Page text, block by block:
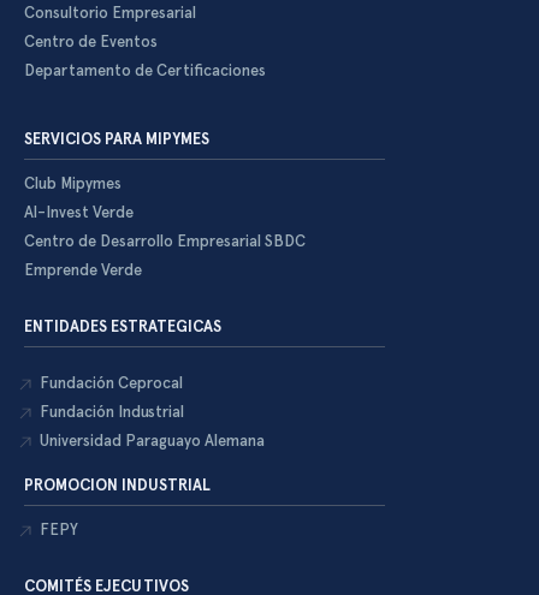
Consultorio Empresarial
Centro de Eventos
Departamento de Certificaciones
SERVICIOS PARA MIPYMES
Club Mipymes
Al-Invest Verde
Centro de Desarrollo Empresarial SBDC
Emprende Verde
ENTIDADES ESTRATEGICAS
Fundación Ceprocal
Fundación Industrial
Universidad Paraguayo Alemana
PROMOCION INDUSTRIAL
FEPY
COMITÉS EJECUTIVOS